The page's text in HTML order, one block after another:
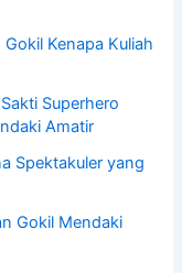
Kenapa Kuliah
Superhero
Amatir
Spektakuler yang
Gokil Mendaki